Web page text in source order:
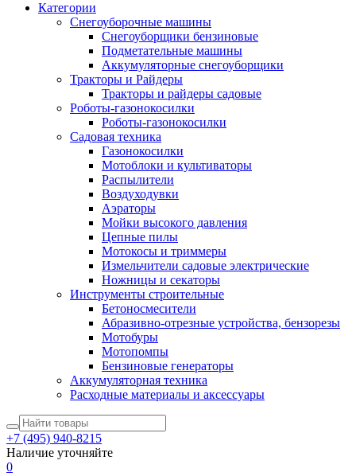
Категории
Снегоуборочные машины
Снегоуборщики бензиновые
Подметательные машины
Аккумуляторные снегоуборщики
Тракторы и Райдеры
Тракторы и райдеры садовые
Роботы-газонокосилки
Роботы-газонокосилки
Садовая техника
Газонокосилки
Мотоблоки и культиваторы
Распылители
Воздуходувки
Аэраторы
Мойки высокого давления
Цепные пилы
Мотокосы и триммеры
Измельчители садовые электрические
Ножницы и секаторы
Инструменты строительные
Бетоносмесители
Абразивно-отрезные устройства, бензорезы
Мотобуры
Мотопомпы
Бензиновые генераторы
Аккумуляторная техника
Расходные материалы и аксессуары
+7 (495) 940-8215
Наличие уточняйте
0